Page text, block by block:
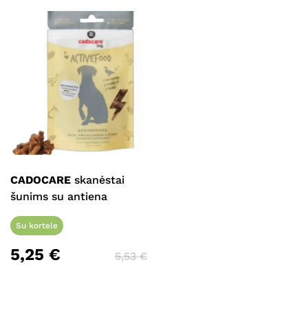
Krepšelyje nėra produktų.
CADOCARE skanėstai
šunims su antiena
Su kortele
5,25 € 5,53€